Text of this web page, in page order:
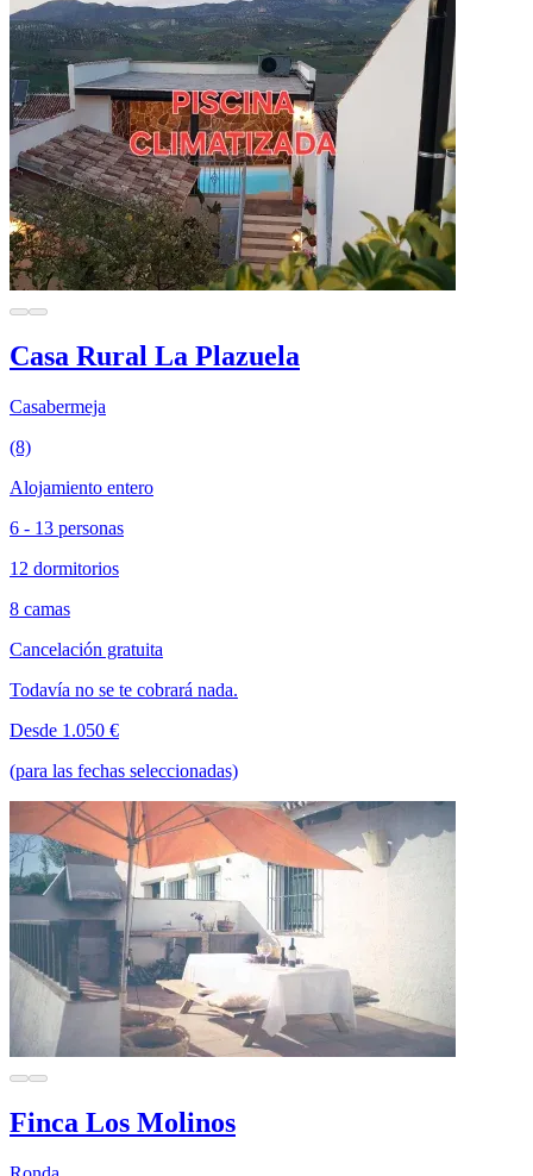
Casa Rural La Plazuela
Casabermeja
(8)
Alojamiento entero
6 - 13 personas
12 dormitorios
8 camas
Cancelación gratuita
Todavía no se te cobrará nada.
Desde 1.050 €
(para las fechas seleccionadas)
Finca Los Molinos